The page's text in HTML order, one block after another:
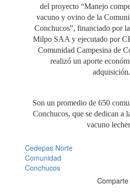
del proyecto “Manejo
vacuno y ovino de la
Conchucos”, financiado por
Milpo SAA y ejecutado por
Comunidad Campesina de
realizó un aporte
adquisición.
Son un promedio de 650
Conchucos, que se dedican a
vacuno
Cedepas Norte
Comunidad
Conchucos
Comparte